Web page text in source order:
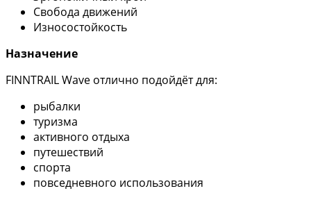
Свобода движений
Износостойкость
Назначение
FINNTRAIL Wave отлично подойдёт для:
рыбалки
туризма
активного отдыха
путешествий
спорта
повседневного использования